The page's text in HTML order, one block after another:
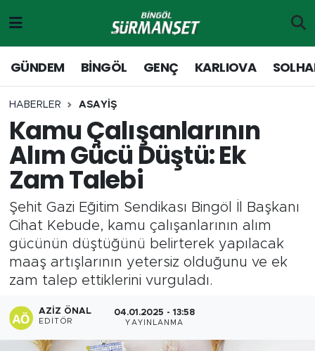
GÜNDEM BİNGÖL GENÇ KARLIOVA
HABERLER ASAYİŞ
Kamu Çalışanlarının
Alım Gücü Düştü: Ek
Zam Talebi
Şehit Gazi Eğitim Sendikası Bingöl İl Başkanı
Cihat Kebude, kamu çalışanlarının alım
gücünün düştüğünü belirterek yapılacak
maaş artışlarının yetersiz olduğunu ve ek
zam talep ettiklerini vurguladı.
AZIZ ÖNAL
EDITÖR
04.01.2025 - 13:58
YAYINLANMA
Genç
Solhan
Karlıova
Yayladere-Yedisu
MD Prestij Dergisi
Siyaset
Spor
Merkez Hava Durumu
Merkez Trafik Yoğunluk Haritası
Süper Lig Puan Durumu ve Fikstür
Son Dakika Haberleri
Haber Arşivi